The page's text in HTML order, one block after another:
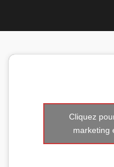
Cliquez
marketing